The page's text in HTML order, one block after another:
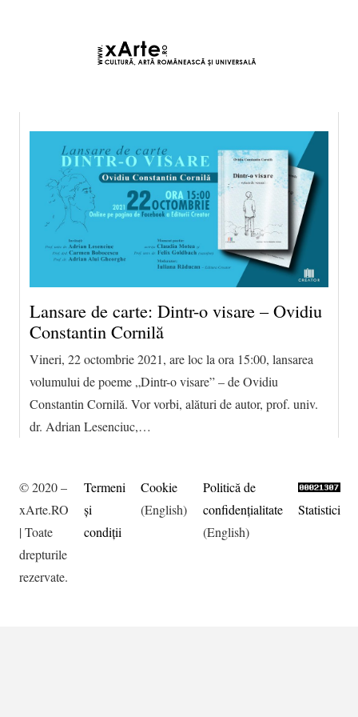
Lansare de carte: Dintr-o visare – Ovidiu
Constantin Cornilă
Vineri, 22 octombrie 2021, are loc la ora 15:00, lansarea
volumului de poeme „Dintr-o visare” – de Ovidiu
Constantin Cornilă. Vor vorbi, alături de autor, prof. univ.
dr. Adrian Lesenciuc,…
© 2020 –
xArte.RO
| Toate
drepturile
rezervate.
Termeni
şi
condiţii
Cookie
(English)
Politică de
confidențialitate
(English)
Statistici